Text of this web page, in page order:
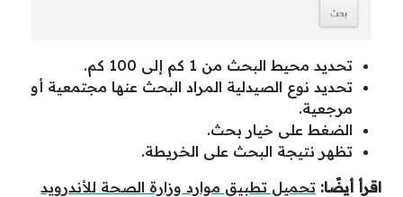
تحديد محيط البحث من 1 كم إلى 100 كم.
تحديد نوع الصيدلية المراد البحث عنها مجتمعية أو
مرجعية.
الضغط على خيار بحث.
تظهر نتيجة البحث على الخريطة.
اقرأ أيضًا: تحميل تطبيق موارد وزارة الصحة للأندرويد